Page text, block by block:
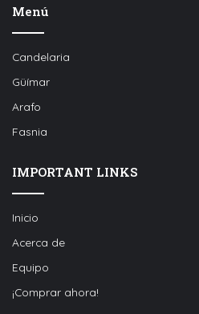
Menú
Candelaria
Güímar
Arafo
Fasnia
IMPORTANT LINKS
Inicio
Acerca de
Equipo
¡Comprar ahora!